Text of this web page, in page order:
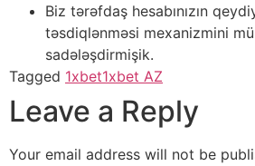
Biz tərəfdaş hesabınızın
təsdiqlənməsi mexanizmini
sadələşdirmişik.
Tagged 1xbet1xbet AZ
Leave a Reply
Your email address will not be